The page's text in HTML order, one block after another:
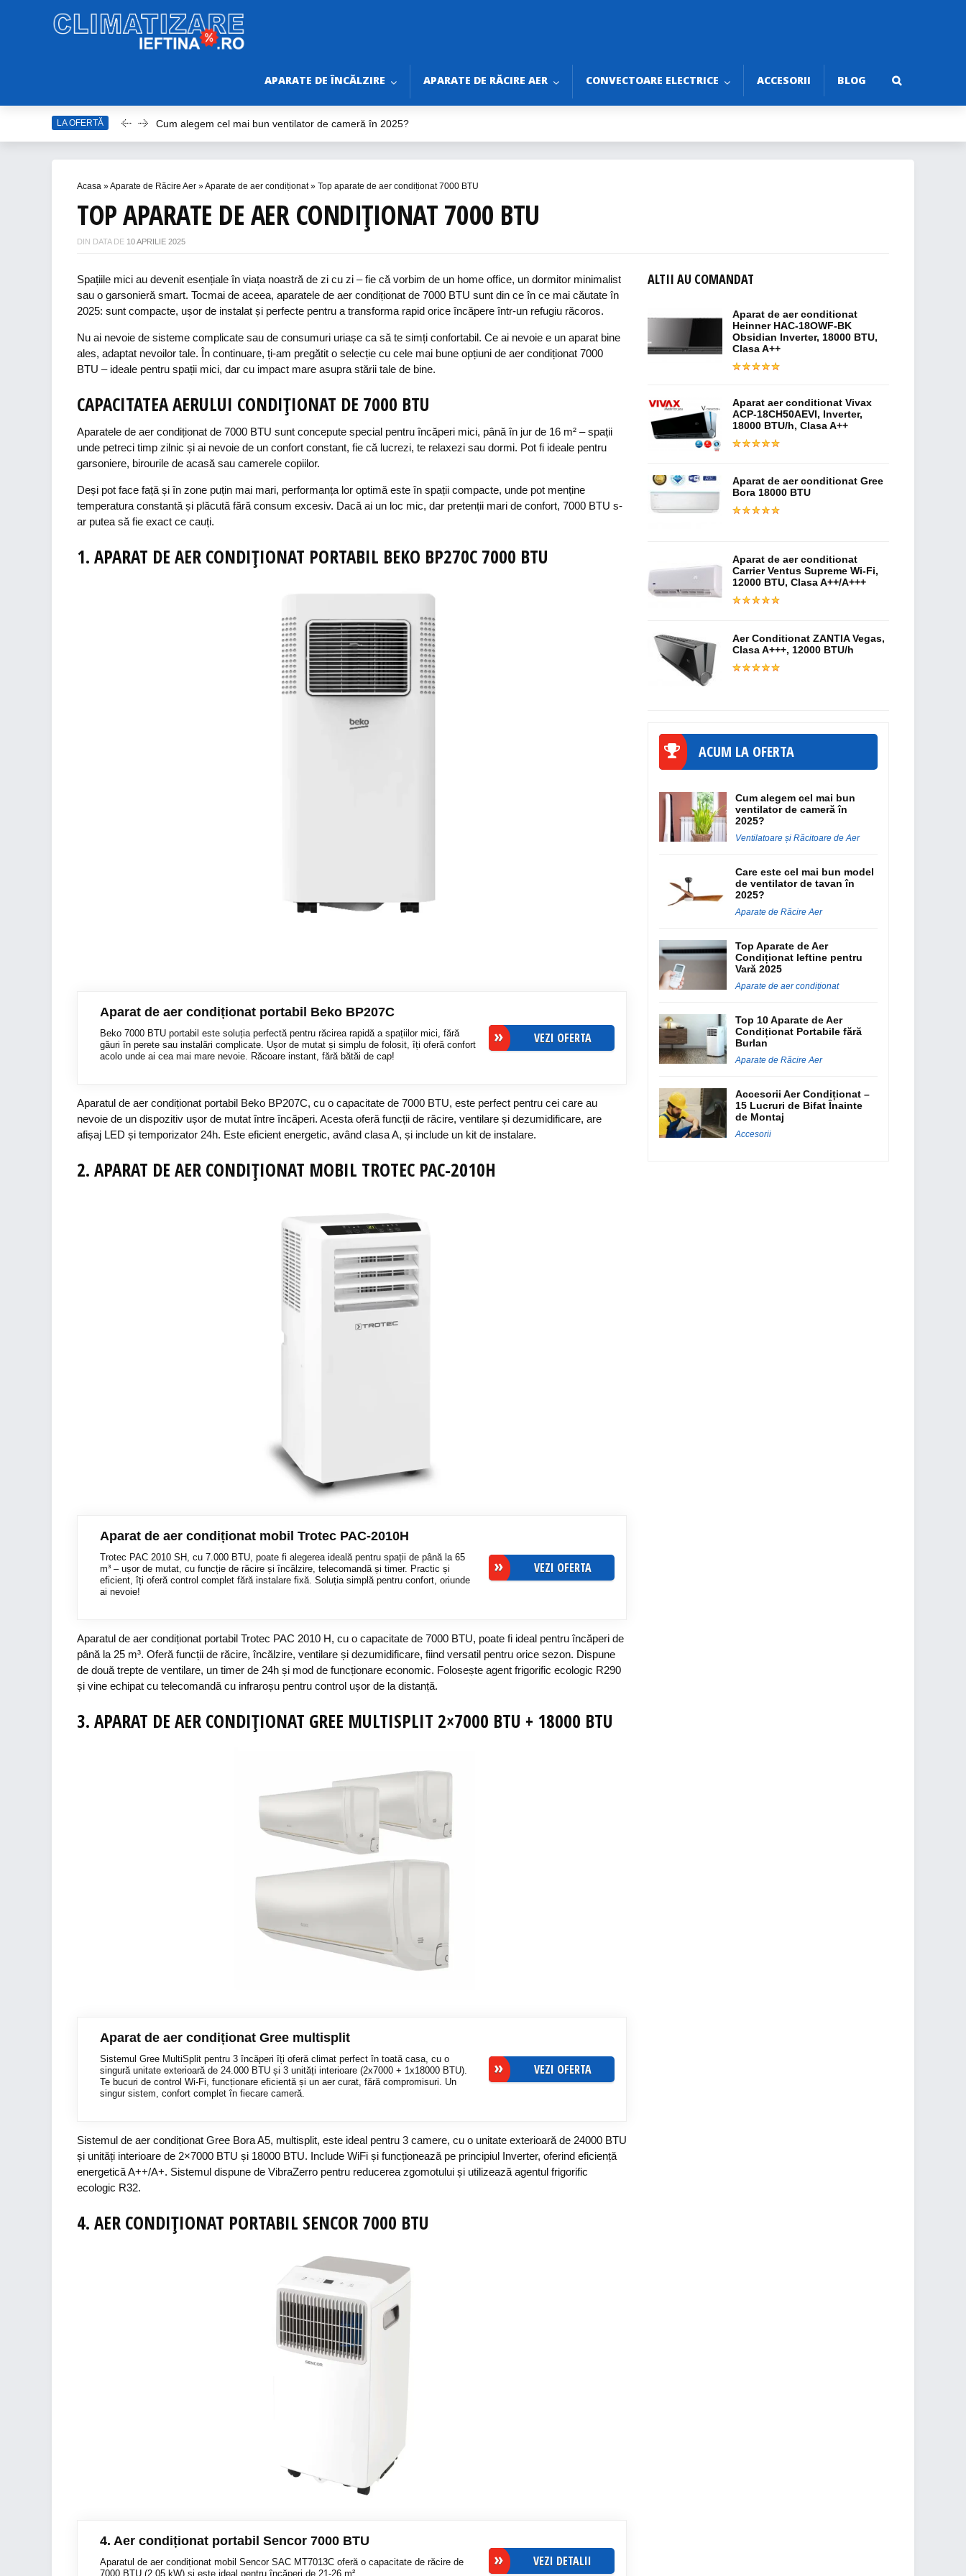
APARATE DE ÎNCĂLZIRE APARATE DE RĂCIRE AER CONVECTOARE ELECTRICE ACCESORII BLOG
LA OFERTĂ
Top Aparate de Aer Condiționat Ieftine pentru Vară 2025
Top 10 Aparate de Aer Condiționat Portabile fără Burlan
Acasa »Aparate de Răcire Aer »Aparate de aer condiționat» Top aparate de aer condiționat 7000 BTU
TOP APARATE DE AER CONDIȚIONAT 7000 BTU
DIN DATA DE 10 APRILIE 2025
Spațiile mici au devenit esențiale în viața noastră de zi cu zi – fie că vorbim de un home office, un dormitor minimalist
sau o garsonieră smart. Tocmai de aceea, aparatele de aer condiționat de 7000 BTU sunt din ce în ce mai căutate în
2025: sunt compacte, ușor de instalat și perfecte pentru a transforma rapid orice încăpere într-un refugiu răcoros.
Nu ai nevoie de sisteme complicate sau de consumuri uriașe ca să te simți confortabil. Ce ai nevoie e un aparat bine
ales, adaptat nevoilor tale. În continuare, ți-am pregătit o selecție cu cele mai bune opțiuni de aer condiționat 7000
BTU – ideale pentru spații mici, dar cu impact mare asupra stării tale de bine.
CAPACITATEA AERULUI CONDIȚIONAT DE 7000 BTU
Aparatele de aer condiționat de 7000 BTU sunt concepute special pentru încăperi mici, până în jur de 16 m² – spații
unde petreci timp zilnic și ai nevoie de un confort constant, fie că lucrezi, te relaxezi sau dormi. Pot fi ideale pentru
garsoniere, birourile de acasă sau camerele copiilor.
Deși pot face față și în zone puțin mai mari, performanța lor optimă este în spații compacte, unde pot menține
temperatura constantă și plăcută fără consum excesiv. Dacă ai un loc mic, dar pretenții mari de confort, 7000 BTU s-
ar putea să fie exact ce cauți.
1. APARAT DE AER CONDIȚIONAT PORTABIL BEKO BP270C 7000 BTU
Aparat de aer condiționat portabil Beko BP207C
Beko 7000 BTU portabil este soluția perfectă pentru răcirea rapidă a spațiilor mici, fără
găuri în perete sau instalări complicate. Ușor de mutat și simplu de folosit, îți oferă confort
acolo unde ai cea mai mare nevoie. Răcoare instant, fără bătăi de cap!
VEZI OFERTA
Aparatul de aer condiționat portabil Beko BP207C, cu o capacitate de 7000 BTU, este perfect pentru cei care au
nevoie de un dispozitiv ușor de mutat între încăperi. Acesta oferă funcții de răcire, ventilare și dezumidificare, are
afișaj LED și temporizator 24h. Este eficient energetic, având clasa A, și include un kit de instalare.
2. APARAT DE AER CONDIȚIONAT MOBIL TROTEC PAC-2010H
Aparat de aer condiționat mobil Trotec PAC-2010H
Trotec PAC 2010 SH, cu 7.000 BTU, poate fi alegerea ideală pentru spații de până la 65
m³ – ușor de mutat, cu funcție de răcire și încălzire, telecomandă și timer. Practic și
eficient, îți oferă control complet fără instalare fixă. Soluția simplă pentru confort, oriunde
ai nevoie!
VEZI OFERTA
Aparatul de aer condiționat portabil Trotec PAC 2010 H, cu o capacitate de 7000 BTU, poate fi ideal pentru încăperi de
până la 25 m³. Oferă funcții de răcire,încălzire, ventilare și dezumidificare, fiind versatil pentru orice sezon. Dispune
de două trepte de ventilare, un timer de 24h și mod de funcționare economic. Folosește agent frigorific ecologic R290
și vine echipat cu telecomandă cu infraroșu pentru control ușor de la distanță.
3. APARAT DE AER CONDIȚIONAT GREE MULTISPLIT 2×7000 BTU + 18000 BTU
Aparat de aer condiționat Gree multisplit
Sistemul Gree MultiSplit pentru 3 încăperi îți oferă climat perfect în toată casa, cu o
singură unitate exterioară de 24.000 BTU și 3 unități interioare (2x7000 + 1x18000 BTU).
Te bucuri de control Wi-Fi, funcționare eficientă și un aer curat, fără compromisuri. Un
singur sistem, confort complet în fiecare cameră.
VEZI OFERTA
Sistemul de aer condiționat Gree Bora A5, multisplit, este ideal pentru 3 camere, cu o unitate exterioară de 24000 BTU
și unități interioare de 2×7000 BTU și 18000 BTU. Include WiFi și funcționează pe principiul Inverter, oferind eficiență
energetică A++/A+. Sistemul dispune de VibraZerro pentru reducerea zgomotului și utilizează agentul frigorific
ecologic R32.
4. AER CONDIȚIONAT PORTABIL SENCOR 7000 BTU
4. Aer condiționat portabil Sencor 7000 BTU
Aparatul de aer condiționat mobil Sencor SAC MT7013C oferă o capacitate de răcire de
7000 BTU (2.05 kW) și este ideal pentru încăperi de 21-26 m².
VEZI DETALII
ALTII AU COMANDAT
Aparat de aer conditionat
Heinner HAC-18OWF-BK
Obsidian Inverter, 18000 BTU,
Clasa A++
Aparat aer conditionat Vivax
ACP-18CH50AEVI, Inverter,
18000 BTU/h, Clasa A++
Aparat de aer conditionat Gree
Bora 18000 BTU
Aparat de aer conditionat
Carrier Ventus Supreme Wi-Fi,
12000 BTU, Clasa A++/A+++
Aer Conditionat ZANTIA Vegas,
Clasa A+++, 12000 BTU/h
ACUM LA OFERTA
Cum alegem cel mai bun
ventilator de cameră în
2025?
Ventilatoare și Răcitoare de Aer
Care este cel mai bun model
de ventilator de tavan în
2025?
Aparate de Răcire Aer
Top Aparate de Aer
Condiționat Ieftine pentru
Vară 2025
Aparate de aer condiționat
Top 10 Aparate de Aer
Condiționat Portabile fără
Burlan
Aparate de Răcire Aer
Accesorii Aer Condiționat –
15 Lucruri de Bifat Înainte
de Montaj
Accesorii